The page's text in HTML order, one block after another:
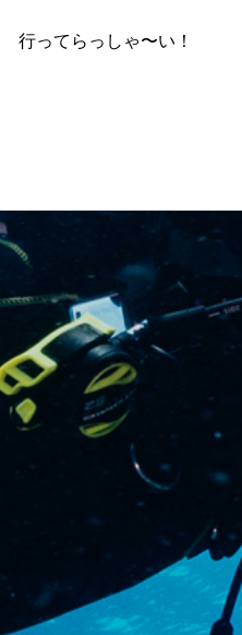
行ってらっしゃ〜い！